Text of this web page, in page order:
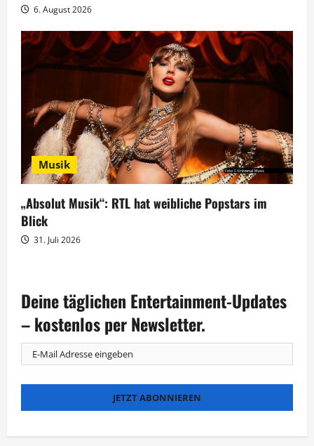
6. August 2026
Musik
„Absolut Musik“: RTL hat weibliche Popstars im
Blick
31. Juli 2026
Deine täglichen Entertainment-Updates
– kostenlos per Newsletter.